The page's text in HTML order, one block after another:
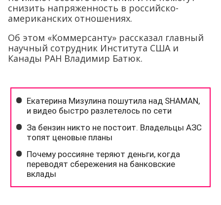
снизить напряженность в российско-
американских отношениях.
Об этом «Коммерсанту» рассказал главный
научный сотрудник Института США и
Канады РАН Владимир Батюк.